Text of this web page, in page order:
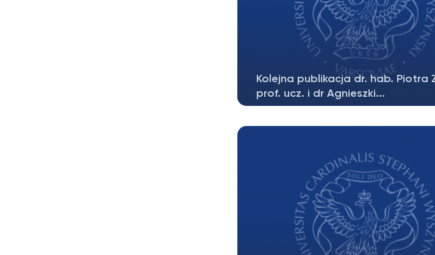
Kolejna publikacja dr. hab. Piotra
prof. ucz. i dr Agnieszki...
najbardziej popularnych w całej